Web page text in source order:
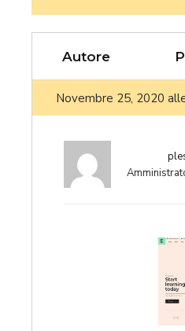
Autore
Novembre 25, 2020